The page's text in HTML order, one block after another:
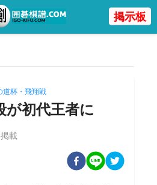
掲示板
道杯・飛翔戦
が初代王者に
載